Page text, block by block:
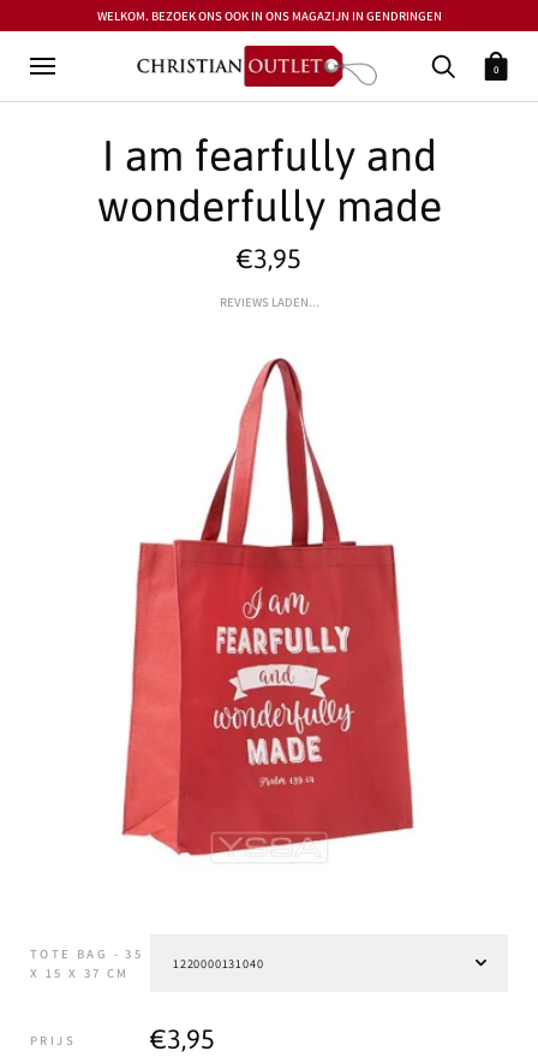
WELKOM. BEZOEK ONS OOK IN ONS MAGAZIJN IN GENDRINGEN
0
I am fearfully and
wonderfully made
€3,95
REVIEWS LADEN...
TOTE BAG - 35
X 15 X 37 CM
PRIJS €3,95